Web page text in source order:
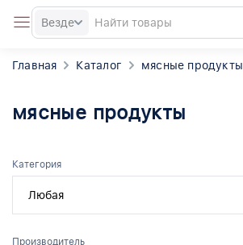
Везде
Главная Каталог мясные продукты
мясные продукты
Категория
Производитель